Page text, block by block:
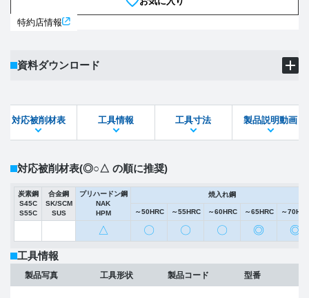
特約店情報
資料ダウンロード
STEPファイル DXFファイル
対応被削材表 工具情報 工具寸法 製品説明動画
対応被削材表(◎○△ の順に推奨)
炭素鋼
S45C
S55C
合金鋼
SK/SCM
SUS
プリハードン鋼
NAK
HPM
焼入れ鋼
～50HRC ～55HRC ～60HRC ～65HRC ～
△ 〇 〇 〇 ◎ ◎
工具情報
製品写真 工具形状 製品コード 型番